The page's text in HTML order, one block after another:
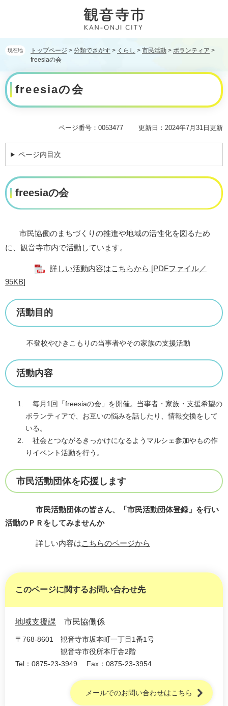
す。
し
本
現在地 トップページ > 分類でさがす > くらし > 市民活動 > ボランティア >
freesiaの会
本
文 freesiaの会
ページ番号：0053477 更新日：2024年7月31日更新
ページ内目次
freesiaの会
市民協働のまちづくりの推進や地域の活性化を図るため
に、観音寺市内で活動しています。
詳しい活動内容はこちらから [PDFファイル／
95KB]
活動目的
不登校やひきこもりの当事者やその家族の支援活動
活動内容
毎月1回「freesiaの会」を開催。当事者・家族・支援希望の
ボランティアで、お互いの悩みを話したり、情報交換をして
いる。
社会とつながるきっかけになるようマルシェ参加やもの作
りイベント活動を行う。
市民活動団体を応援します
市民活動団体の皆さん、「市民活動団体登録」を行い
活動のＰＲをしてみませんか
詳しい内容はこちらのページから
このページに関するお問い合わせ先
地域支援課 市民協働係
〒768-8601
観音寺市坂本町一丁目1番1号
観音寺市役所本庁舎2階
Tel：0875-23-3949
Fax：0875-23-3954
メールでのお問い合わせはこちら